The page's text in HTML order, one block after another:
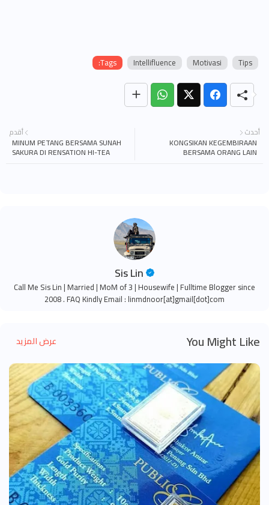
Tags: Intellifluence Motivasi Tips
أحدث
KONGSIKAN KEGEMBIRAAN
BERSAMA ORANG LAIN
أقدم
MINUM PETANG BERSAMA SUNAH
SAKURA DI RENSATION HI-TEA
Sis Lin
Call Me Sis Lin | Married | MoM of 3 | Housewife | Fulltime Blogger since
2008 . FAQ Kindly Email : linmdnoor[at]gmail[dot]com
You Might Like عرض المزيد